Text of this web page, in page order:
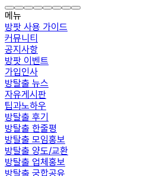
메뉴
방팟 사용 가이드
커뮤니티
공지사항
방팟 이벤트
가입인사
방탈출 뉴스
자유게시판
팁과노하우
방탈출 후기
방탈출 한줄평
방탈출 모임홍보
방탈출 양도/교환
방탈출 업체홍보
방탈출 궁합공유